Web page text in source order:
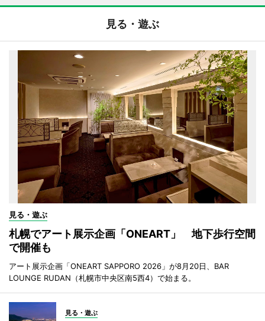
見る・遊ぶ
見る・遊ぶ
札幌でアート展示企画「ONEART」 地下歩行空間
で開催も
アート展示企画「ONEART SAPPORO 2026」が8月20日、BAR
LOUNGE RUDAN（札幌市中央区南5西4）で始まる。
見る・遊ぶ